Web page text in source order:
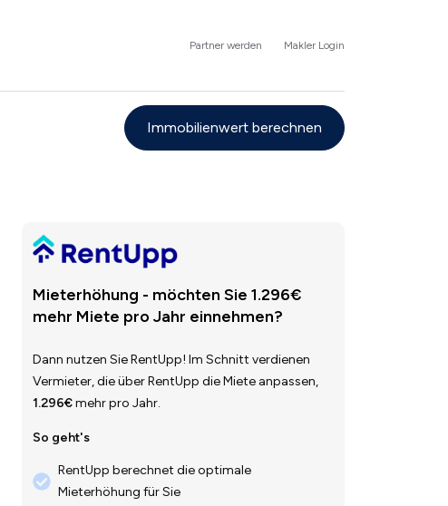
Partner werden Makler Login
Immobilienwert berechnen
Mieterhöhung - möchten Sie 1.296€
mehr Miete pro Jahr einnehmen?
Dann nutzen Sie RentUpp! Im Schnitt verdienen
Vermieter, die über RentUpp die Miete anpassen,
1.296€mehr pro Jahr.
So geht's
RentUpp berechnet die optimale
Mieterhöhung für Sie